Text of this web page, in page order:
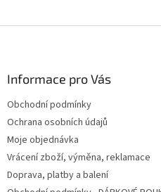
Informace pro Vás
Obchodní podmínky
Ochrana osobních údajů
Moje objednávka
Vrácení zboží, výměna, reklamace
Doprava, platby a balení